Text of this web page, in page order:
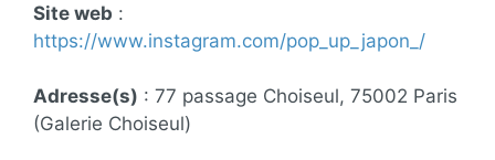
Site web :
https://www.instagram.com/pop_up_japon_/
Adresse(s) : 77 passage Choiseul, 75002 Paris
(Galerie Choiseul)